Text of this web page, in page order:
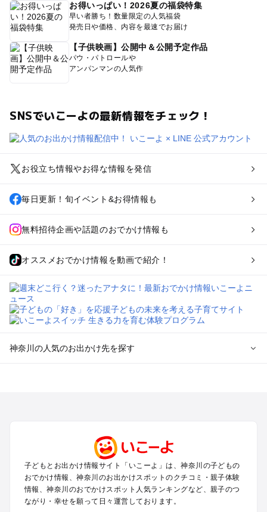
お得いっぱい！2026夏の福袋特集
早い者勝ち！数量限定の人気福袋
発売日や価格、内容を最速でお届け
【子供映画】公開中＆公開予定作品
パウ・パトロールや
アンパンマンの人気作
SNSでいこーよの最新情報をチェック！
お役立ち情報やお得な情報を発信
毎日更新！旬イベント&お得情報も
無料招待企画や話題のおでかけ情報も
オススメおでかけ情報を動画で紹介！
神奈川の人気のお出かけ先を探す
小田原・熱海・湯河原・真鶴のプールお出かけ
町田・相模原・愛川・上野原のプールお出かけ
新横浜・港北エリア・日吉・青葉台・鶴見のプールお出かけ
川崎のプールお出かけ
海老名・厚木のプールお出かけ
子どもとお出かけ情報サイト「いこーよ」は、神奈川の子どもの
おでかけ情報、神奈川のお出かけスポットのクチコミ・親子体験
情報、神奈川のおでかけスポット人気ランキングなど、親子のつ
ながり・幸せを願って日々運営しております。